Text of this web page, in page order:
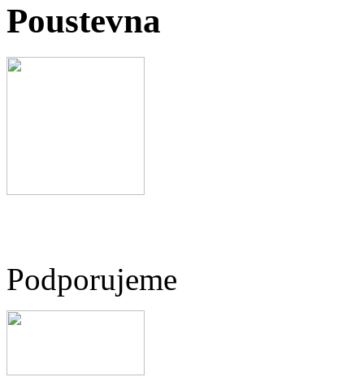
Poustevna
Podporujeme